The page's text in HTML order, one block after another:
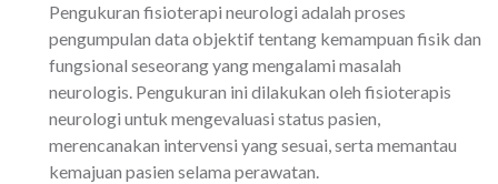
Pengukuran fisioterapi neurologi adalah proses
pengumpulan data objektif tentang kemampuan fisik dan
fungsional seseorang yang mengalami masalah
neurologis. Pengukuran ini dilakukan oleh fisioterapis
neurologi untuk mengevaluasi status pasien,
merencanakan intervensi yang sesuai, serta memantau
kemajuan pasien selama perawatan.